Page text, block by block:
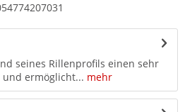
seines Rillenprofils einen sehr
ermöglicht... mehr